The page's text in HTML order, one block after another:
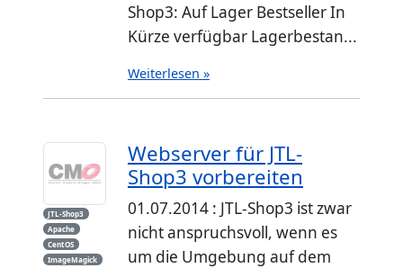
Shop3: Auf Lager Bestseller In
Kürze verfügbar Lagerbestan...
Weiterlesen »
JTL-Shop3
Apache
CentOS
ImageMagick
Webserver für JTL-
Shop3 vorbereiten
01.07.2014 : JTL-Shop3 ist zwar
nicht anspruchsvoll, wenn es
um die Umgebung auf dem